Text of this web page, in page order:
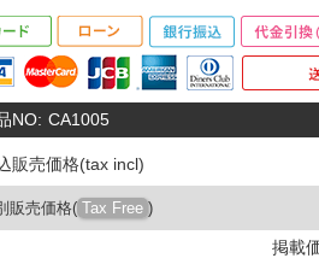
NO: CA1005
販売価格(tax incl)
販売価格( Tax Free )
掲載